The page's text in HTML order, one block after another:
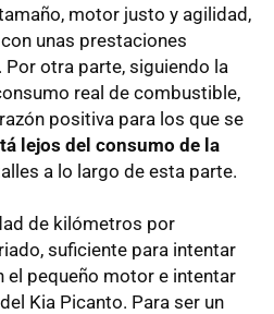
motor justo y agilidad,
unas prestaciones
otra parte, siguiendo la
real de combustible,
positiva para los que se
lejos del consumo de la
a lo largo de esta parte.
de kilómetros por
suficiente para intentar
el pequeño motor e intentar
Kia Picanto. Para ser un